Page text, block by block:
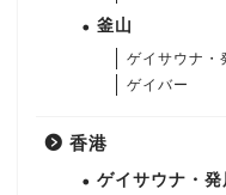
釜山
ゲイサウナ・
ゲイバー
香港
ゲイサウナ・発